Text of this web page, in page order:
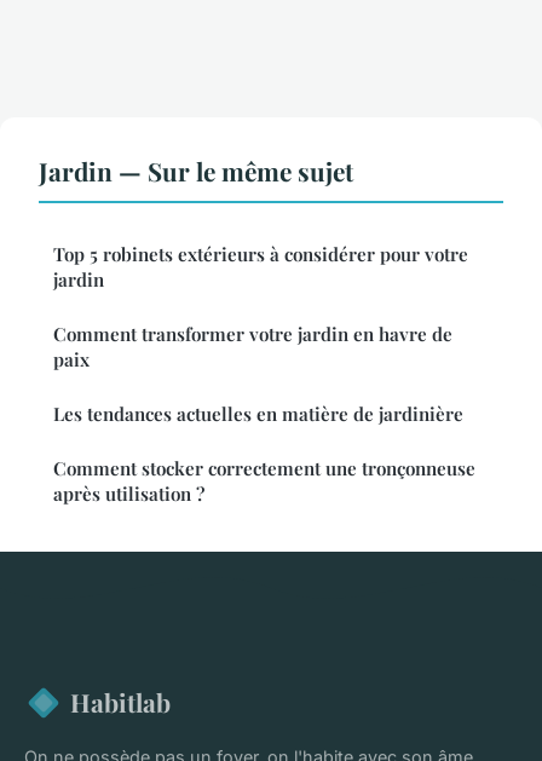
Jardin — Sur le même sujet
Top 5 robinets extérieurs à considérer pour votre
jardin
Comment transformer votre jardin en havre de
paix
Les tendances actuelles en matière de jardinière
Comment stocker correctement une tronçonneuse
après utilisation ?
Habitlab